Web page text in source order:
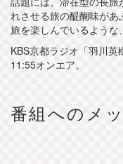
れさせる旅の醍醐味があ
旅を楽しんでいるような
KBS京都ラジオ「羽川
11:55オンエア。
番組へのメ